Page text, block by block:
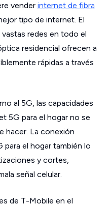
vender internet de fibra
tipo de internet. El
redes en todo el
residencial ofrecen a
rápidas a través
al 5G, las capacidades
5G para el hogar no se
hacer. La conexión
para el hogar también lo
y cortes,
señal celular.
de T-Mobile en el